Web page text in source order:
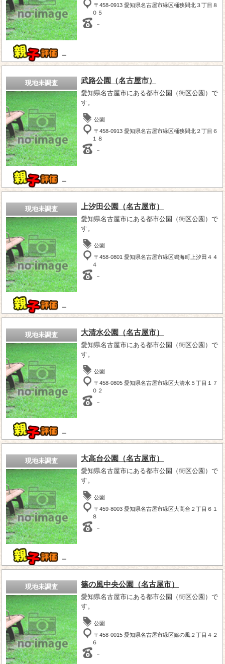
－
〒458-0913 愛知県名古屋市緑区桶狭間北３丁目８
０５
－
現地未調査
－
武路公園（名古屋市）
愛知県名古屋市にある都市公園（街区公園）で
す。
公園
〒458-0913 愛知県名古屋市緑区桶狭間北２丁目６
１８
－
現地未調査
－
上汐田公園（名古屋市）
愛知県名古屋市にある都市公園（街区公園）で
す。
公園
〒458-0801 愛知県名古屋市緑区鳴海町上汐田４４
４
－
現地未調査
－
大清水公園（名古屋市）
愛知県名古屋市にある都市公園（街区公園）で
す。
公園
〒458-0805 愛知県名古屋市緑区大清水５丁目１７
０２
－
現地未調査
－
大高台公園（名古屋市）
愛知県名古屋市にある都市公園（街区公園）で
す。
公園
〒459-8003 愛知県名古屋市緑区大高台２丁目６１
８
－
現地未調査 篠の風中央公園（名古屋市）
愛知県名古屋市にある都市公園（街区公園）で
す。
公園
〒458-0015 愛知県名古屋市緑区篠の風２丁目４２
６
－